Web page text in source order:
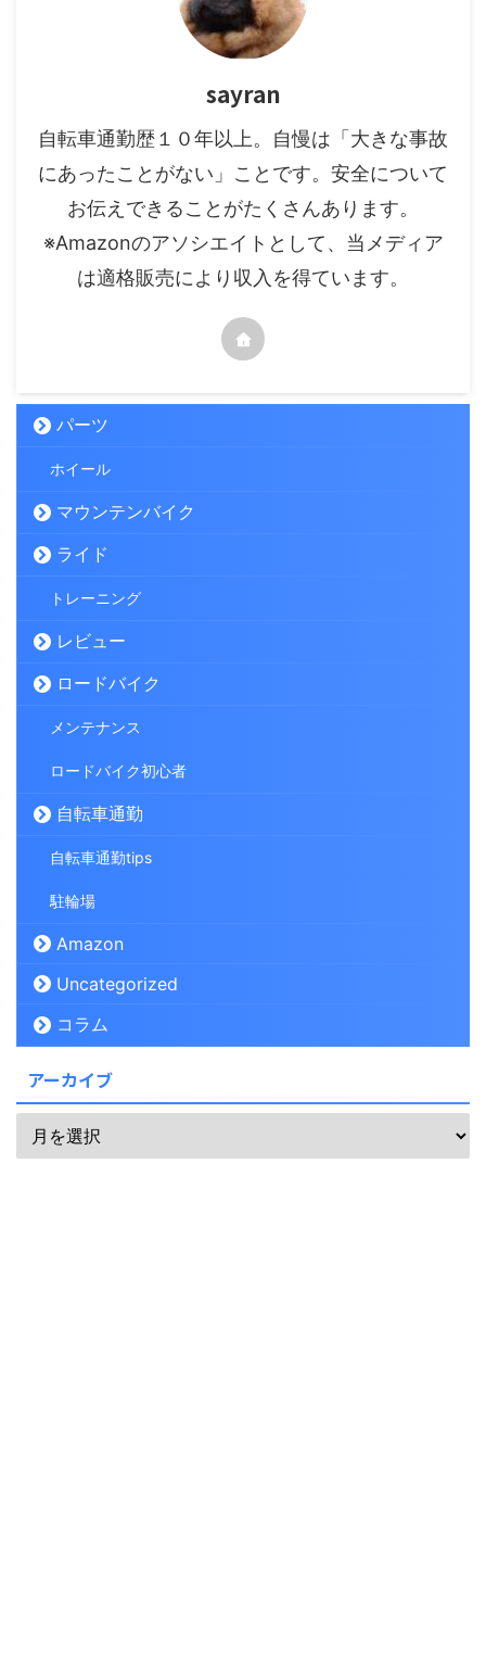
sayran
自転車通勤歴１０年以上。自慢は「大きな事故
にあったことがない」ことです。安全について
お伝えできることがたくさんあります。
※Amazonのアソシエイトとして、当メディア
は適格販売により収入を得ています。
パーツ
ホイール
マウンテンバイク
ライド
トレーニング
レビュー
ロードバイク
メンテナンス
ロードバイク初心者
自転車通勤
自転車通勤tips
駐輪場
Amazon
Uncategorized
コラム
アーカイブ